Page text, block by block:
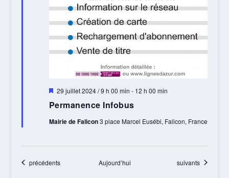
Permanence Infobus
Mis
avant
29 juillet 2024 / 9 h 00 min - 12 h 00 min
Mairie de Falicon3 place Marcel Eusébi, Falicon, France
Évènements
précédents Aujourd’hui Évènements
suivants